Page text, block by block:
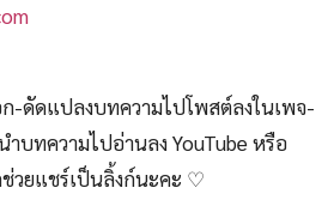
-ดัดแปลงบทความไปโพสต์ลงในเพจ-
ำบทความไปอ่านลง YouTube หรือ
วยแชร์เป็นลิ้งก์นะคะ ♡